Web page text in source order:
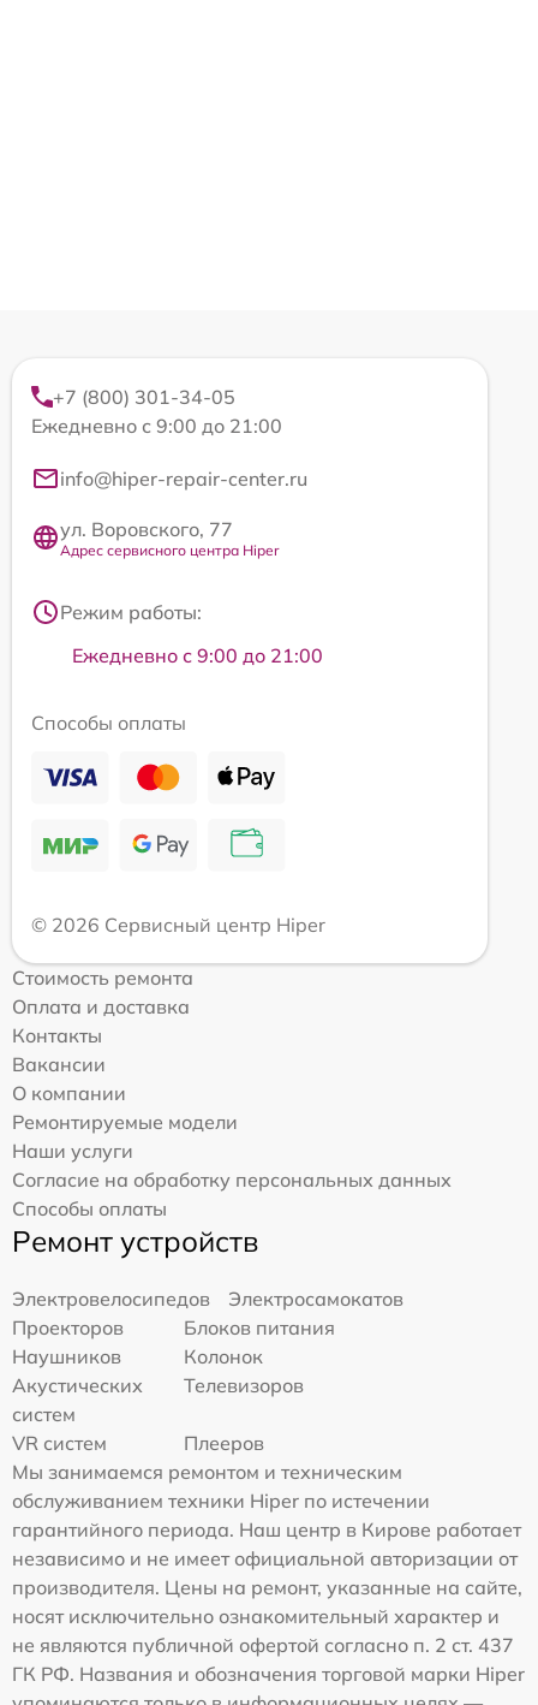
+7 (800) 301-34-05
Ежедневно с 9:00 до 21:00
info@hiper-repair-center.ru
ул. Воровского, 77
Адрес сервисного центра Hiper
Режим работы:
Ежедневно с 9:00 до 21:00
Способы оплаты
© 2026 Сервисный центр Hiper
Стоимость ремонта
Оплата и доставка
Контакты
Вакансии
О компании
Ремонтируемые модели
Наши услуги
Согласие на обработку персональных данных
Способы оплаты
Ремонт устройств
Электровелосипедов
Электросамокатов
Проекторов
Блоков питания
Наушников
Колонок
Акустических
систем
Телевизоров
VR систем
Плееров
Мы занимаемся ремонтом и техническим
обслуживанием техники Hiper по истечении
гарантийного периода. Наш центр в Кирове работает
независимо и не имеет официальной авторизации от
производителя. Цены на ремонт, указанные на сайте,
носят исключительно ознакомительный характер и
не являются публичной офертой согласно п. 2 ст. 437
ГК РФ. Названия и обозначения торговой марки Hiper